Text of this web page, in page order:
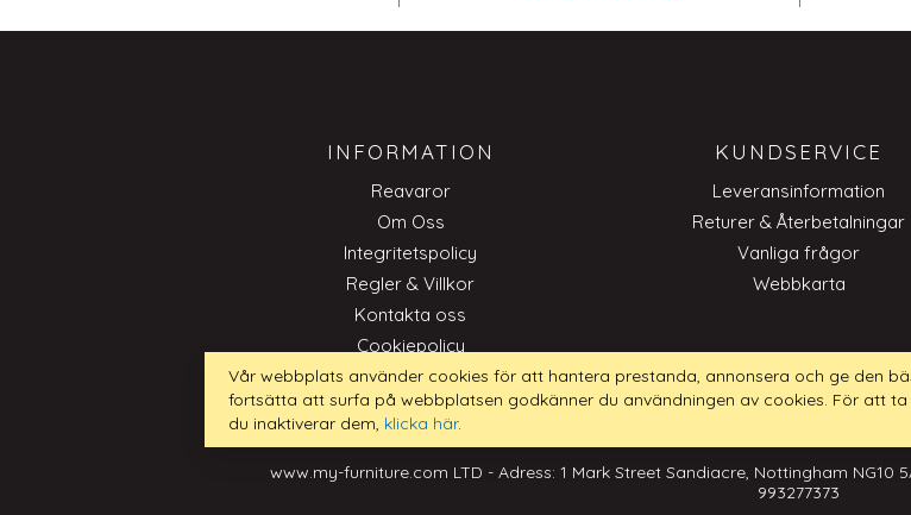
INFORMATION
Reavaror
Om Oss
Integritetspolicy
Regler & Villkor
Kontakta oss
Cookiepolicy
Trade
KUNDSERVICE
Leveransinformation
Returer & Återbetalningar
Vanliga frågor
Webbkarta
www.my-furniture.com LTD - Adress: 1 Mark Street Sandiacre, Nottingham NG10
993277373
Vår webbplats använder cookies för att hantera prestanda, annonsera och ge den
fortsätta att surfa på webbplatsen godkänner du användningen av cookies. För att
du inaktiverar dem, klicka här.